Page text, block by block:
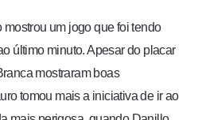
um jogo que foi tendo
último minuto. Apesar do placar
mostraram boas
tomou mais a iniciativa de ir ao